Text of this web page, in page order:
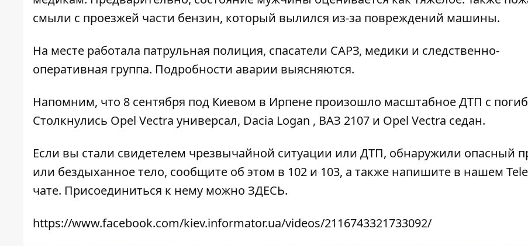
смыли с проезжей части бензин, который вылился из-за повреждений машины.
На месте работала патрульная полиция, спасатели САРЗ, медики и следственно-
оперативная группа. Подробности аварии выясняются.
Напомним, что 8 сентября под Киевом в Ирпене произошло масштабное ДТП с
Столкнулись Opel Vectra универсал, Dacia Logan , ВАЗ 2107 и Opel Vectra седан.
Если вы стали свидетелем чрезвычайной ситуации или ДТП, обнаружили опасный
или бездыханное тело, сообщите об этом в 102 и 103, а также напишите в нашем
чате. Присоединиться к нему можно ЗДЕСЬ.
https://www.facebook.com/kiev.informator.ua/videos/2116743321733092/